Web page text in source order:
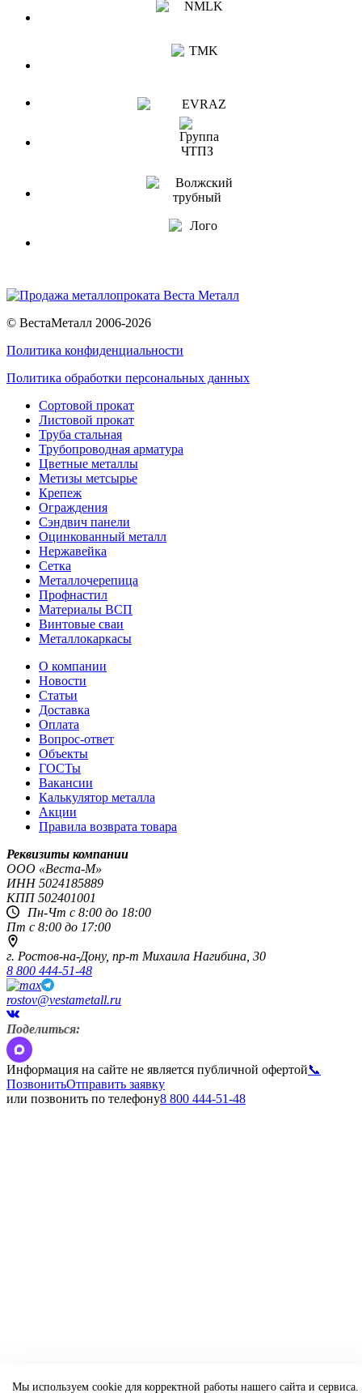
© ВестаМеталл 2006-2026
Политика конфиденциальности
Политика обработки персональных данных
Сортовой прокат
Листовой прокат
Труба стальная
Трубопроводная арматура
Цветные металлы
Метизы метсырье
Крепеж
Ограждения
Сэндвич панели
Оцинкованный металл
Нержавейка
Сетка
Металлочерепица
Профнастил
Материалы ВСП
Винтовые сваи
Металлокаркасы
О компании
Новости
Статьи
Доставка
Оплата
Вопрос-ответ
Объекты
ГОСТы
Вакансии
Калькулятор металла
Акции
Правила возврата товара
Реквизиты компании
OOO «Веста-М»
ИНН5024185889
КПП502401001
Пн-Чт с 8:00 до 18:00
Пт с 8:00 до 17:00
г. Ростов-на-Дону, пр-т Михаила Нагибина, 30
8 800 444-51-48
rostov@vestametall.ru
Поделиться:
Информация на сайте не является публичной офертой📞
ПозвонитьОтправить заявку
или позвонить по телефону8 800 444-51-48
Мы используем cookie для корректной работы нашего сайта и сервиса.